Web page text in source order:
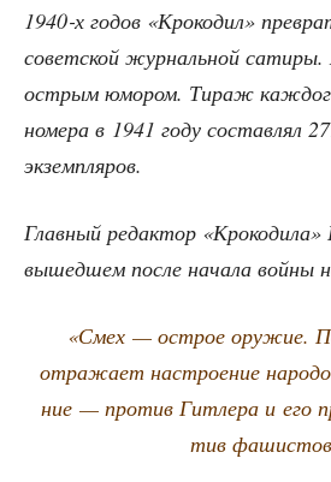
1940‑х годов «Кро­ко­дил»
совет­ской жур­наль­ной сати­ры.
ост­рым юмо­ром. Тираж
номе­ра в 1941 году состав­лял
экземпляров.
Глав­ный редак­тор «Кро­ко­ди­ла»
вышед­шем после нача­ла вой­ны
«Смех — острое ору­жие.
отра­жа­ет настро­е­ние
ние — про­тив Гит­ле­ра и его
тив